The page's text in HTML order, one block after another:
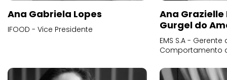
Ana Gabriela Lopes
IFOOD - Vice Presidente
Ana
Gurgel do
EMS S.A -
Comportamento